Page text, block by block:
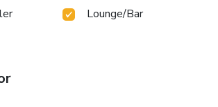
confines of the bar.Lounge/Bar